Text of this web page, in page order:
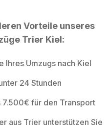
Vorteile unseres
Trier Kiel:
Ihres Umzugs nach Kiel
24 Stunden
für den Transport
aus Trier unterstützen Sie